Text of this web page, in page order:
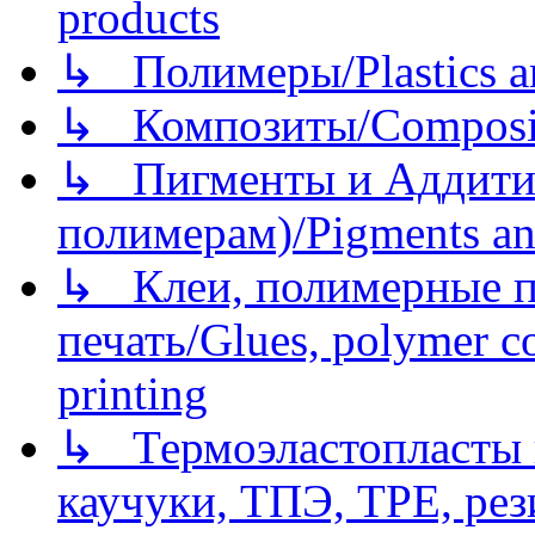
products
↳ Полимеры/Plastics
↳ Композиты/
↳ Пигменты и
полимерам)/Pigments
↳ Клеи, полимерные
печать/Glues, polymer
printing
↳
каучуки, ТПЭ, TPE,